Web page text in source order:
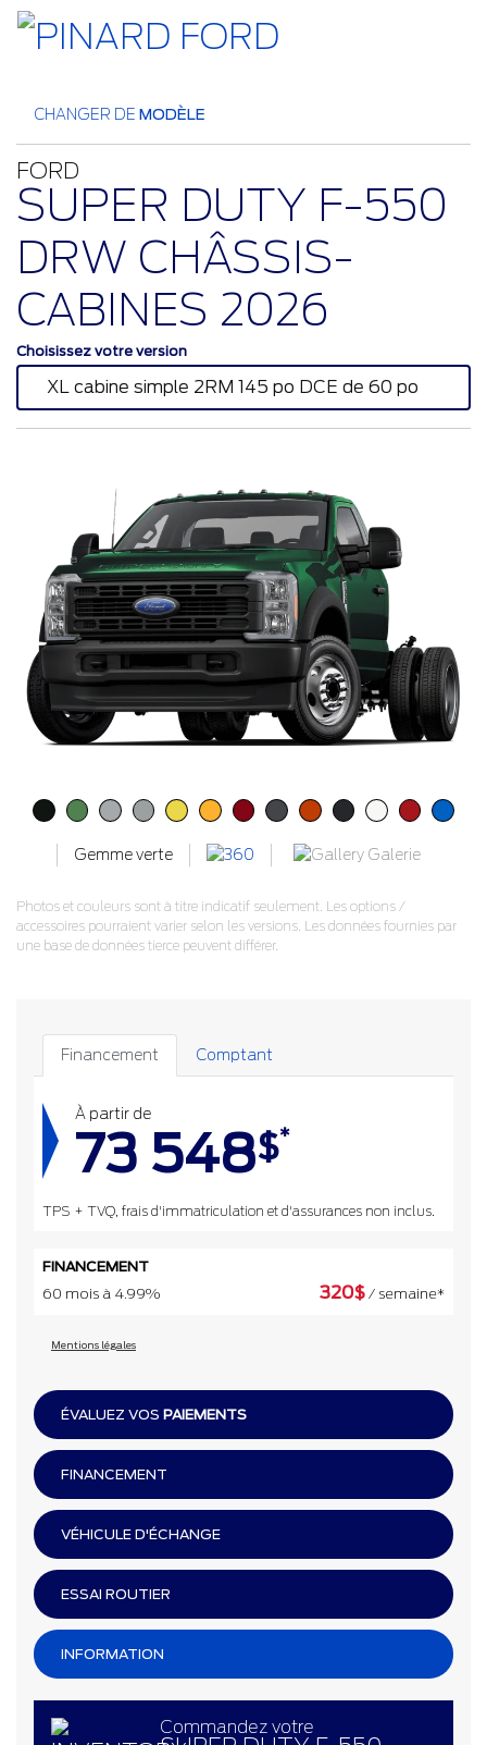
CHANGER DE MODÈLE
FORD
SUPER DUTY F-550
DRW CHÂSSIS-
CABINES 2026
Choisissez votre version
XL cabine simple 2RM 145 po DCE de 60 po
Gemme verte Galerie
Photos et couleurs sont à titre indicatif seulement. Les options /
accessoires pourraient varier selon les versions. Les données fournies par
une base de données tierce peuvent différer.
Financement Comptant
À partir de
73 548$*
TPS + TVQ, frais d'immatriculation et d'assurances non inclus.
FINANCEMENT
60 mois à 4.99%
320$ / semaine*
Mentions légales
ÉVALUEZ VOS PAIEMENTS
FINANCEMENT
VÉHICULE D'ÉCHANGE
ESSAI ROUTIER
INFORMATION
Commandez votre